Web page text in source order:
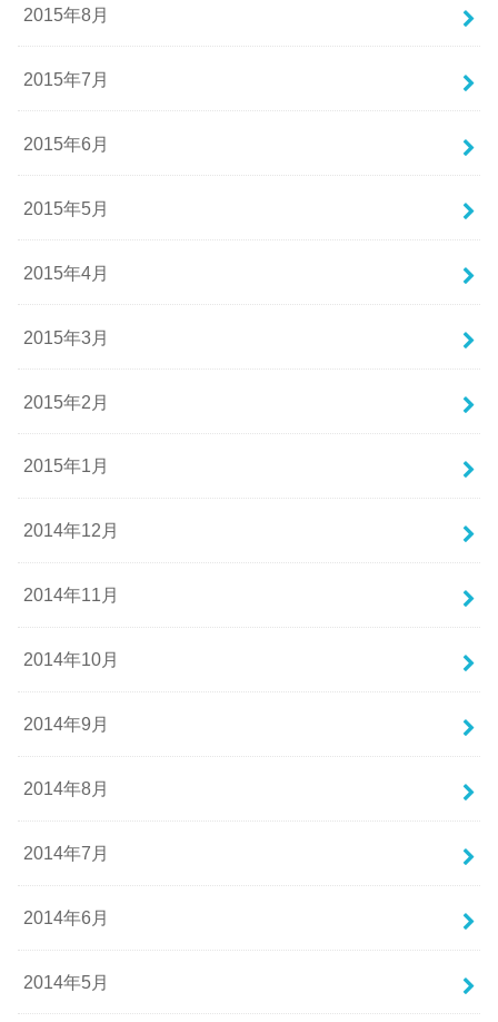
2015年8月
2015年7月
2015年6月
2015年5月
2015年4月
2015年3月
2015年2月
2015年1月
2014年12月
2014年11月
2014年10月
2014年9月
2014年8月
2014年7月
2014年6月
2014年5月